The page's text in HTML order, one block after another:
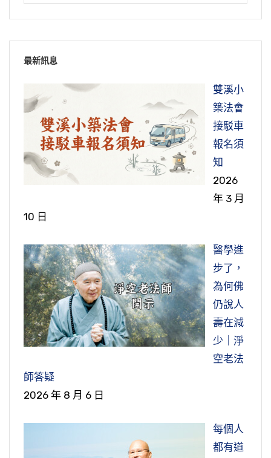
最新訊息
雙溪小
築法會
接駁車
報名須
知
2026
年 3 月
10 日
醫學進
步了，
為何佛
仍說人
壽在減
少｜淨
空老法
師答疑
2026 年 8 月 6 日
每個人
都有道